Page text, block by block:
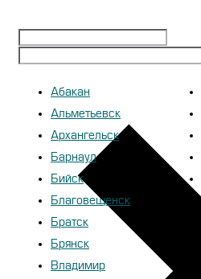
Абакан
Альметьевск
Архангельск
Барнаул
Бийск
Благовещенск
Братск
Брянск
Владимир